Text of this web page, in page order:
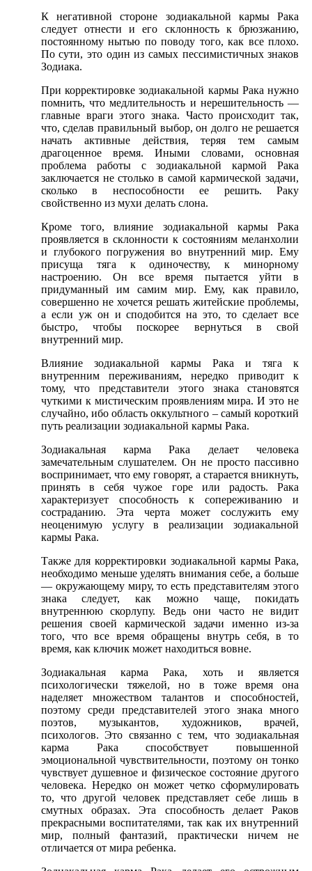
К негативной стороне зодиакальной кармы Рака
следует отнести и его склонность к брюзжанию,
постоянному нытью по поводу того, как все плохо.
По сути, это один из самых пессимистичных знаков
Зодиака.
При корректировке зодиакальной кармы Рака нужно
помнить, что медлительность и нерешительность —
главные враги этого знака. Часто происходит так,
что, сделав правильный выбор, он долго не решается
начать активные действия, теряя тем самым
драгоценное время. Иными словами, основная
проблема работы с зодиакальной кармой Рака
заключается не столько в самой кармической задачи,
сколько в неспособности ее решить. Раку
свойственно из мухи делать слона.
Кроме того, влияние зодиакальной кармы Рака
проявляется в склонности к состояниям меланхолии
и глубокого погружения во внутренний мир. Ему
присуща тяга к одиночеству, к минорному
настроению. Он все время пытается уйти в
придуманный им самим мир. Ему, как правило,
совершенно не хочется решать житейские проблемы,
а если уж он и сподобится на это, то сделает все
быстро, чтобы поскорее вернуться в свой
внутренний мир.
Влияние зодиакальной кармы Рака и тяга к
внутренним переживаниям, нередко приводит к
тому, что представители этого знака становятся
чуткими к мистическим проявлениям мира. И это не
случайно, ибо область оккультного – самый короткий
путь реализации зодиакальной кармы Рака.
Зодиакальная карма Рака делает человека
замечательным слушателем. Он не просто пассивно
воспринимает, что ему говорят, а старается вникнуть,
принять в себя чужое горе или радость. Рака
характеризует способность к сопереживанию и
состраданию. Эта черта может сослужить ему
неоценимую услугу в реализации зодиакальной
кармы Рака.
Также для корректировки зодиакальной кармы Рака,
необходимо меньше уделять внимания себе, а больше
— окружающему миру, то есть представителям этого
знака следует, как можно чаще, покидать
внутреннюю скорлупу. Ведь они часто не видит
решения своей кармической задачи именно из-за
того, что все время обращены внутрь себя, в то
время, как ключик может находиться вовне.
Зодиакальная карма Рака, хоть и является
психологически тяжелой, но в тоже время она
наделяет множеством талантов и способностей,
поэтому среди представителей этого знака много
поэтов, музыкантов, художников, врачей,
психологов. Это связанно с тем, что зодиакальная
карма Рака способствует повышенной
эмоциональной чувствительности, поэтому он тонко
чувствует душевное и физическое состояние другого
человека. Нередко он может четко сформулировать
то, что другой человек представляет себе лишь в
смутных образах. Эта способность делает Раков
прекрасными воспитателями, так как их внутренний
мир, полный фантазий, практически ничем не
отличается от мира ребенка.